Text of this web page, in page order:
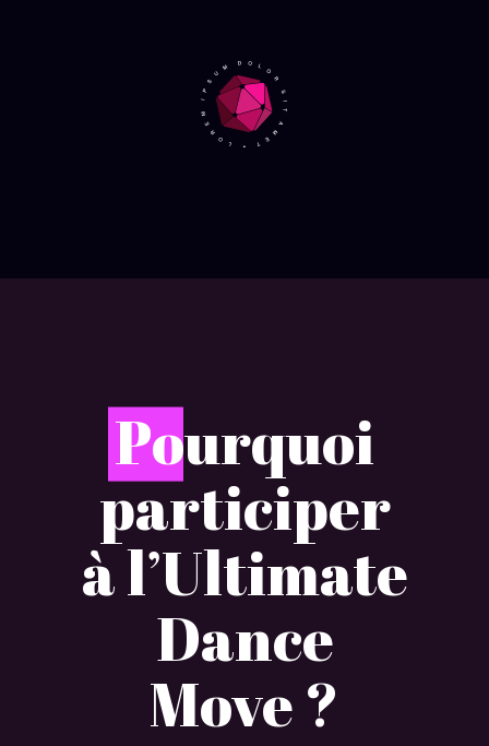
Pourquoi
participer
à l’Ultimate
Dance
Move ?